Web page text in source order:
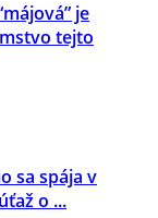
je
tejto
sa spája v
o ...